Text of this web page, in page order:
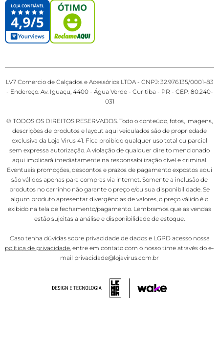
LV7 Comercio de Calçados e Acessórios LTDA - CNPJ: 32.976.135/0001-83
- Endereço: Av. Iguaçu, 4400 - Água Verde - Curitiba - PR - CEP: 80.240-
031
© TODOS OS DIREITOS RESERVADOS. Todo o conteúdo, fotos, imagens,
descrições de produtos e layout aqui veiculados são de propriedade
exclusiva da Loja Virus 41. Fica proibido qualquer uso total ou parcial
sem expressa autorização. A violação de qualquer direito mencionado
aqui implicará imediatamente na responsabilização cível e criminal.
Eventuais promoções, descontos e prazos de pagamento expostos aqui
são válidos apenas para compras via internet. Somente a inclusão de
produtos no carrinho não garante o preço e/ou sua disponibilidade. Se
algum produto apresentar divergências de valores, o preço válido é o
exibido na tela de fechamento/pagamento. Lembramos que as vendas
estão sujeitas a análise e disponibilidade de estoque.
Caso tenha dúvidas sobre privacidade de dados e LGPD acesso nossa
política de privacidade, entre em contato com o nosso time através do e-
mail privacidade@lojavirus.com.br